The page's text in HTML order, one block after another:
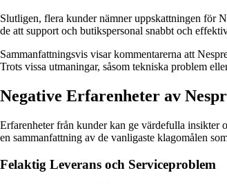
Slutligen, flera kunder nämner uppskattningen för
de att support och butikspersonal snabbt och
Sammanfattningsvis visar kommentarerna att
Trots vissa utmaningar, såsom tekniska problem
Negative Erfarenheter av
Erfarenheter från kunder kan ge värdefulla insikter
en sammanfattning av de vanligaste klagomålen
Felaktig Leverans och Serviceproblem